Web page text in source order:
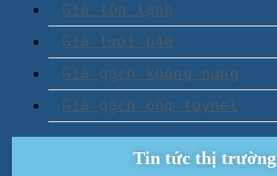
Giá tôn lạnh
Giá lưới b40
Giá gạch không nung
Giá gạch ống tuynel
Tin tức thị trường